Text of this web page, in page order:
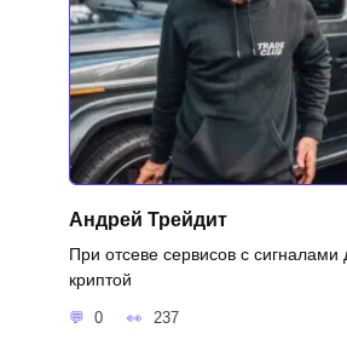
Андрей Трейдит
При отсеве сервисов с сигналами
криптой
0 237